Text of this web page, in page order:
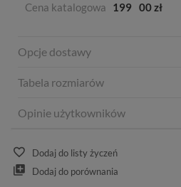
Cena katalogowa 199 00 zł
Opcje dostawy
Tabela rozmiarów
Opinie użytkowników
Dodaj do listy życzeń
Dodaj do porównania